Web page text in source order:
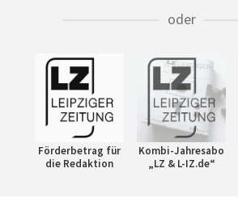
oder
Förderbetrag für
die Redaktion
Kombi-Jahresabo
„LZ & L-IZ.de“